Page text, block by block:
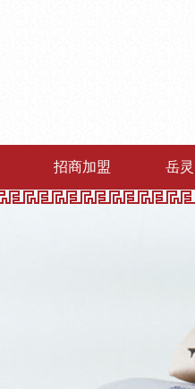
招商加盟 岳